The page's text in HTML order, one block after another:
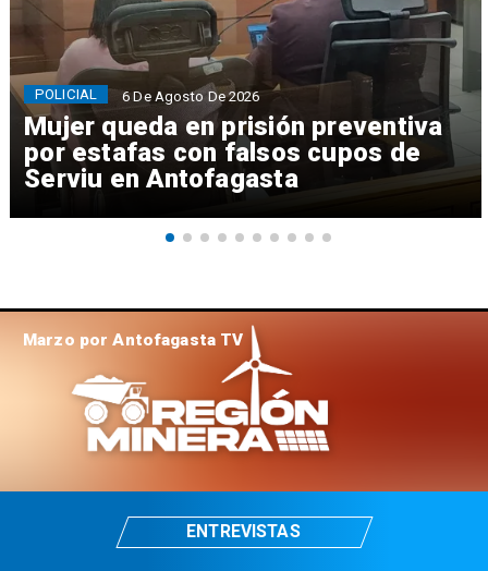
Mujer queda en prisión preventiva
por estafas con falsos cupos de
Serviu en Antofagasta
POLICIAL 6 De Agosto De 2026
Marzo por Antofagasta TV
ENTREVISTAS